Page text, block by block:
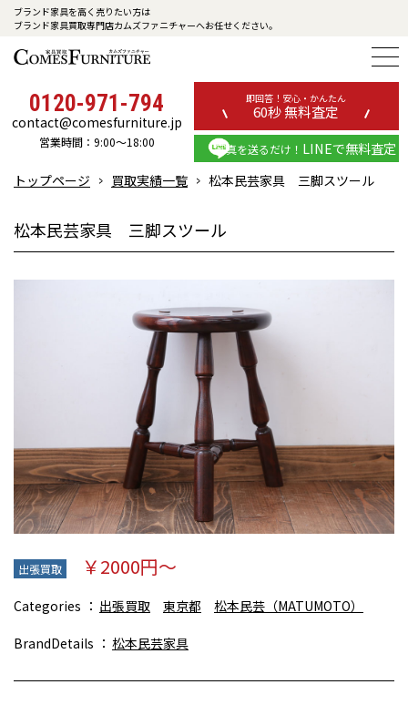
ブランド家具を高く売りたい方は
ブランド家具買取専門店カムズファニチャーへお任せください。
0120-971-794
contact@comesfurniture.jp
営業時間：9:00～18:00
即回答！安心・かんたん
60秒 無料査定
写真を送るだけ！ LINEで無料査定
トップページ 買取実績一覧 松本民芸家具 三脚スツール
松本民芸家具 三脚スツール
出張買取 ￥2000円～
Categories 出張買取 東京都 松本民芸（MATUMOTO）
BrandDetails 松本民芸家具